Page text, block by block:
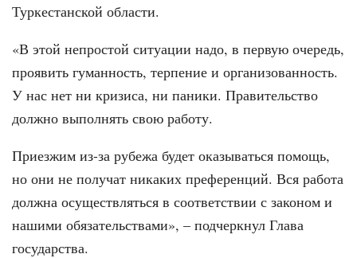
Туркестанской области.
«В этой непростой ситуации надо, в первую очередь,
проявить гуманность, терпение и организованность.
У нас нет ни кризиса, ни паники. Правительство
должно выполнять свою работу.
Приезжим из-за рубежа будет оказываться помощь,
но они не получат никаких преференций. Вся работа
должна осуществляться в соответствии с законом и
нашими обязательствами», – подчеркнул Глава
государства.